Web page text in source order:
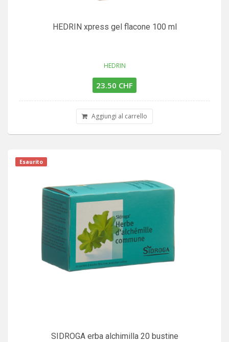
HEDRIN xpress gel flacone 100 ml
HEDRIN
23.50 CHF
Aggiungi al carrello
Esaurito
SIDROGA erba alchimilla 20 bustine